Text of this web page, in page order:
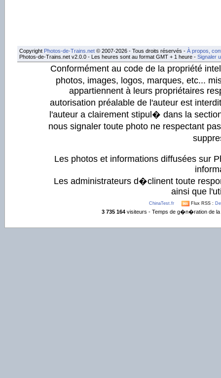
Copyright Photos-de-Trains.net © 2007-2026 - Tous droits réservés - À propos,
Photos-de-Trains.net v2.0.0 - Les heures sont au format GMT + 1 heure - Signaler
Conformément au code de la propriété
photos, images, logos, marques, etc...
appartiennent à leurs propriétaires
autorisation préalable de l'auteur est
l'auteur a clairement stipul� dans la
nous signaler toute photo ne respectant
Les photos et informations diffusées sur
Les administrateurs d�clinent toute
ainsi que
ChinaTest.fr Flux RSS :
3 735 164visiteurs - Temps de g�n�ration de